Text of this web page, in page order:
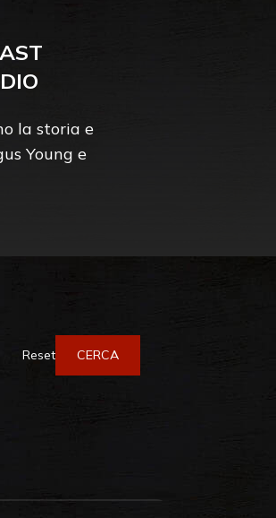
la storia e
Young e
Reset